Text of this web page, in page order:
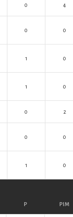
0 4
0 0
1 0
1 0
0 2
0 0
1 0
P PIM